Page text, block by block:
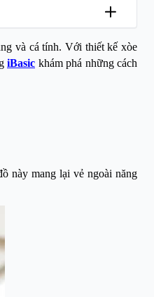
và cá tính. Với thiết kế xòe
iBasic khám phá những cách
này mang lại vẻ ngoài năng